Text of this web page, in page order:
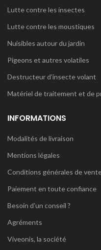
Lutte contre les insectes
Lutte contre les moustiques
Nuisibles autour du jardin
Pigeons et autres volatiles
Destructeur d’insecte volant
Matériel de traitement et de
INFORMATIONS
Modalités de livraison
Mentions légales
Conditions générales de
Paiement en toute confiance
Besoin d’un conseil ?
Agréments
Viveonis, la société